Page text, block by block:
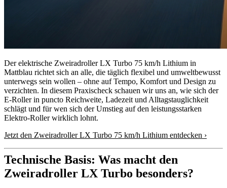
Der elektrische Zweiradroller LX Turbo 75 km/h Lithium in
Mattblau richtet sich an alle, die täglich flexibel und umweltbewusst
unterwegs sein wollen – ohne auf Tempo, Komfort und Design zu
verzichten. In diesem Praxischeck schauen wir uns an, wie sich der
E‑Roller in puncto Reichweite, Ladezeit und Alltagstauglichkeit
schlägt und für wen sich der Umstieg auf den leistungsstarken
Elektro-Roller wirklich lohnt.
Jetzt den Zweiradroller LX Turbo 75 km/h Lithium entdecken ›
Technische Basis: Was macht den
Zweiradroller LX Turbo besonders?